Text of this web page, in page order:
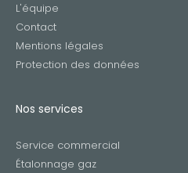
L'équipe
Contact
Mentions légales
Protection des données
Nos services
Service commercial
Étalonnage gaz